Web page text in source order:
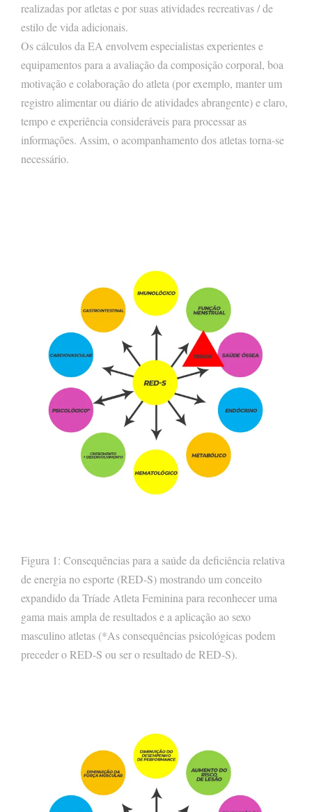
realizadas por atletas e por suas atividades recreativas / de
estilo de vida adicionais.
Os cálculos da EA envolvem especialistas experientes e
equipamentos para a avaliação da composição corporal, boa
motivação e colaboração do atleta (por exemplo, manter um
registro alimentar ou diário de atividades abrangente) e claro,
tempo e experiência consideráveis para processar as
informações. Assim, o acompanhamento dos atletas torna-se
necessário.
Figura 1: Consequências para a saúde da deficiência relativa
de energia no esporte (RED-S) mostrando um conceito
expandido da Tríade Atleta Feminina para reconhecer uma
gama mais ampla de resultados e a aplicação ao sexo
masculino atletas (*As consequências psicológicas podem
preceder o RED-S ou ser o resultado de RED-S).